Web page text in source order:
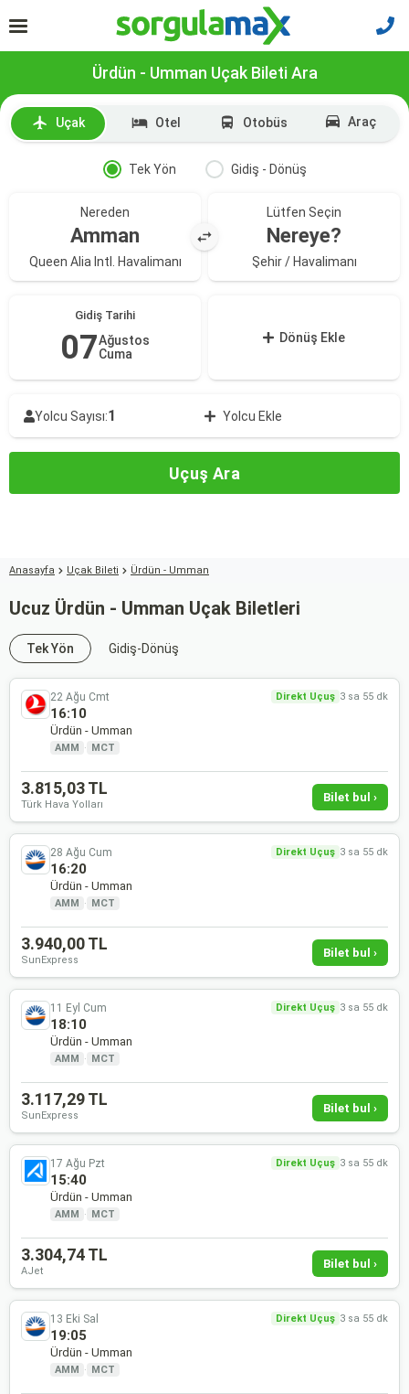
Ürdün - Umman Uçak Bileti Ara
Uçak Otel Otobüs Araç
Tek Yön Gidiş - Dönüş
Nereden
Amman
Queen Alia Intl. Havalimanı
Lütfen Seçin
Nereye?
Şehir / Havalimanı
Gidiş Tarihi
07Ağustos
Cuma
Dönüş Ekle
Yolcu Sayısı:1 Yolcu Ekle
Uçuş Ara
Anasayfa Uçak Bileti Ürdün - Umman
Ucuz Ürdün - Umman Uçak Biletleri
Tek Yön Gidiş-Dönüş
22 Ağu Cmt Direkt Uçuş 3 sa 55 dk
16:10
Ürdün - Umman
AMM · MCT
3.815,03 TL
Türk Hava Yolları
Bilet bul ›
28 Ağu Cum Direkt Uçuş 3 sa 55 dk
16:20
Ürdün - Umman
AMM · MCT
3.940,00 TL
SunExpress
Bilet bul ›
11 Eyl Cum Direkt Uçuş 3 sa 55 dk
18:10
Ürdün - Umman
AMM · MCT
3.117,29 TL
SunExpress
Bilet bul ›
17 Ağu Pzt Direkt Uçuş 3 sa 55 dk
15:40
Ürdün - Umman
AMM · MCT
3.304,74 TL
AJet
Bilet bul ›
13 Eki Sal Direkt Uçuş 3 sa 55 dk
19:05
Ürdün - Umman
AMM · MCT